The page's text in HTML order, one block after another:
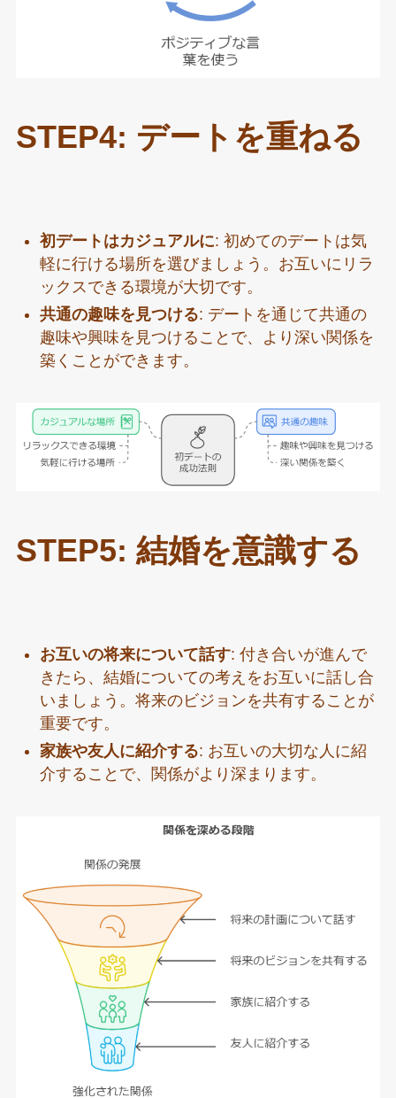
STEP4: デートを重ねる
初デートはカジュアルに: 初めてのデートは気
軽に行ける場所を選びましょう。お互いにリラ
ックスできる環境が大切です。
共通の趣味を見つける: デートを通じて共通の
趣味や興味を見つけることで、より深い関係を
築くことができます。
STEP5: 結婚を意識する
お互いの将来について話す: 付き合いが進んで
きたら、結婚についての考えをお互いに話し合
いましょう。将来のビジョンを共有することが
重要です。
家族や友人に紹介する: お互いの大切な人に紹
介することで、関係がより深まります。